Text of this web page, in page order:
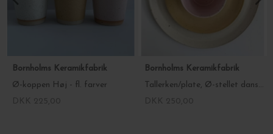
Bornholms Keramikfabrik
Ø-koppen Høj - fl. farver
Bornholms Keramikfabrik
Tallerken/plate, Ø-stellet dansk prod. keramik Ø17 cm.